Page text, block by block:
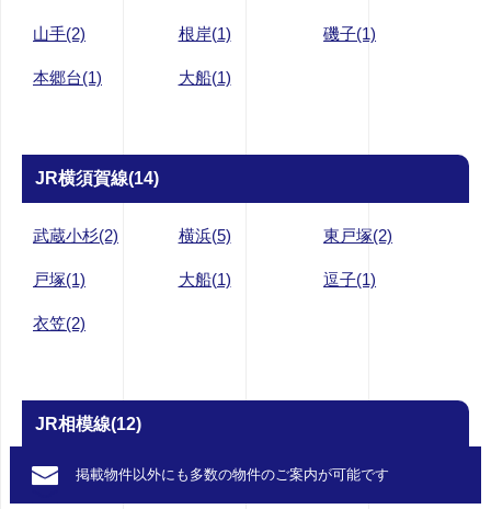
掲載物件以外にも多数の物件のご案内が可能です
山手(2) 根岸(1) 磯子(1)
本郷台(1) 大船(1)
JR横須賀線(14)
武蔵小杉(2) 横浜(5) 東戸塚(2)
戸塚(1) 大船(1) 逗子(1)
衣笠(2)
JR相模線(12)
橋本(2) 南橋本(1) 上溝(1)